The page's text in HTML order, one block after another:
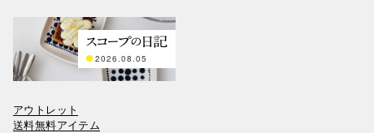
2026.08.05
アウトレット
送料無料アイテム